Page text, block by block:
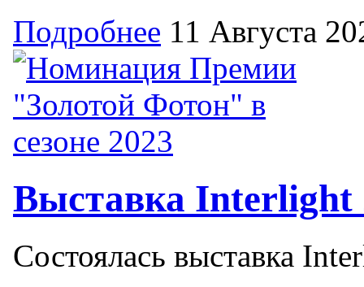
Подробнее 11 Августа
Выставка Interlight
Состоялась выставка